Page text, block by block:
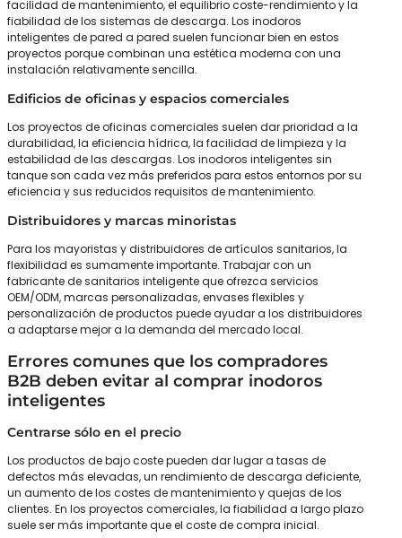
facilidad de mantenimiento, el equilibrio coste-rendimiento y la
fiabilidad de los sistemas de descarga. Los inodoros
inteligentes de pared a pared suelen funcionar bien en estos
proyectos porque combinan una estética moderna con una
instalación relativamente sencilla.
Edificios de oficinas y espacios comerciales
Los proyectos de oficinas comerciales suelen dar prioridad a la
durabilidad, la eficiencia hídrica, la facilidad de limpieza y la
estabilidad de las descargas. Los inodoros inteligentes sin
tanque son cada vez más preferidos para estos entornos por su
eficiencia y sus reducidos requisitos de mantenimiento.
Distribuidores y marcas minoristas
Para los mayoristas y distribuidores de artículos sanitarios, la
flexibilidad es sumamente importante. Trabajar con un
fabricante de sanitarios inteligente que ofrezca servicios
OEM/ODM, marcas personalizadas, envases flexibles y
personalización de productos puede ayudar a los distribuidores
a adaptarse mejor a la demanda del mercado local.
Errores comunes que los compradores
B2B deben evitar al comprar inodoros
inteligentes
Centrarse sólo en el precio
Los productos de bajo coste pueden dar lugar a tasas de
defectos más elevadas, un rendimiento de descarga deficiente,
un aumento de los costes de mantenimiento y quejas de los
clientes. En los proyectos comerciales, la fiabilidad a largo plazo
suele ser más importante que el coste de compra inicial.